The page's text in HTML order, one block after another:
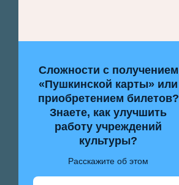
Сложности с получением
«Пушкинской карты» или
приобретением билетов?
Знаете, как улучшить
работу учреждений
культуры?
Расскажите об этом